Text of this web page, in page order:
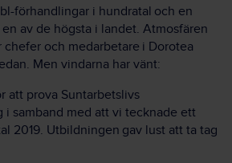
förhandlingar i hundratal och en
av de högsta i landet. Atmosfären
chefer och medarbetare i Dorotea
Men vindarna har vänt:
att prova Suntarbetslivs
samband med att vi tecknade ett
2019. Utbildningen gav lust att ta tag